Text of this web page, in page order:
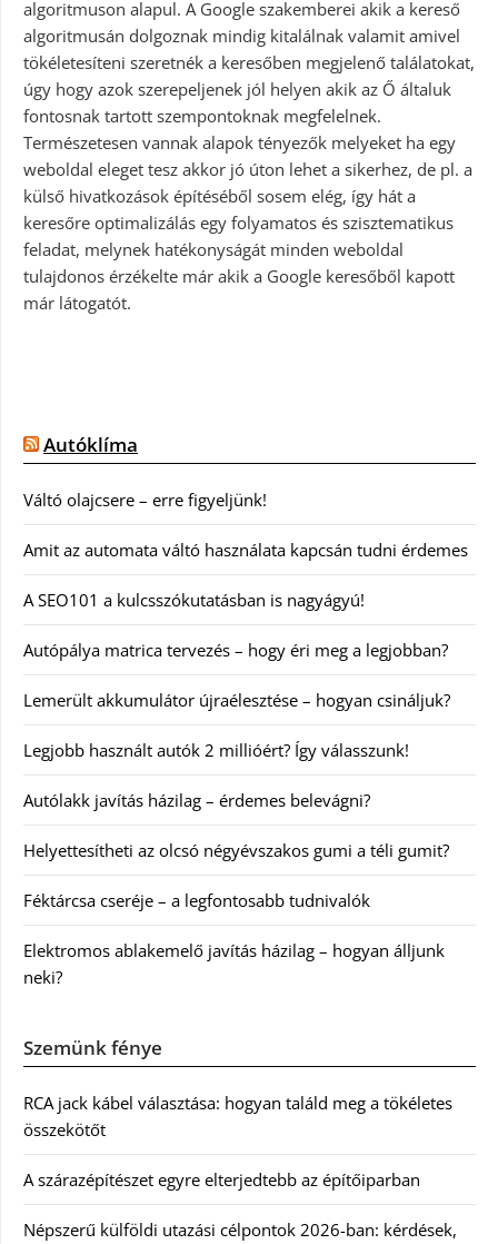
algoritmuson alapul. A Google szakemberei akik a kereső
algoritmusán dolgoznak mindig kitalálnak valamit amivel
tökéletesíteni szeretnék a keresőben megjelenő találatokat,
úgy hogy azok szerepeljenek jól helyen akik az Ő általuk
fontosnak tartott szempontoknak megfelelnek.
Természetesen vannak alapok tényezők melyeket ha egy
weboldal eleget tesz akkor jó úton lehet a sikerhez, de pl. a
külső hivatkozások építéséből sosem elég, így hát a
keresőre optimalizálás egy folyamatos és szisztematikus
feladat, melynek hatékonyságát minden weboldal
tulajdonos érzékelte már akik a Google keresőből kapott
már látogatót.
Autóklíma
Váltó olajcsere – erre figyeljünk!
Amit az automata váltó használata kapcsán tudni érdemes
A SEO101 a kulcsszókutatásban is nagyágyú!
Autópálya matrica tervezés – hogy éri meg a legjobban?
Lemerült akkumulátor újraélesztése – hogyan csináljuk?
Legjobb használt autók 2 millióért? Így válasszunk!
Autólakk javítás házilag – érdemes belevágni?
Helyettesítheti az olcsó négyévszakos gumi a téli gumit?
Féktárcsa cseréje – a legfontosabb tudnivalók
Elektromos ablakemelő javítás házilag – hogyan álljunk
neki?
Szemünk fénye
RCA jack kábel választása: hogyan találd meg a tökéletes
összekötőt
A szárazépítészet egyre elterjedtebb az építőiparban
Népszerű külföldi utazási célpontok 2026-ban: kérdések,